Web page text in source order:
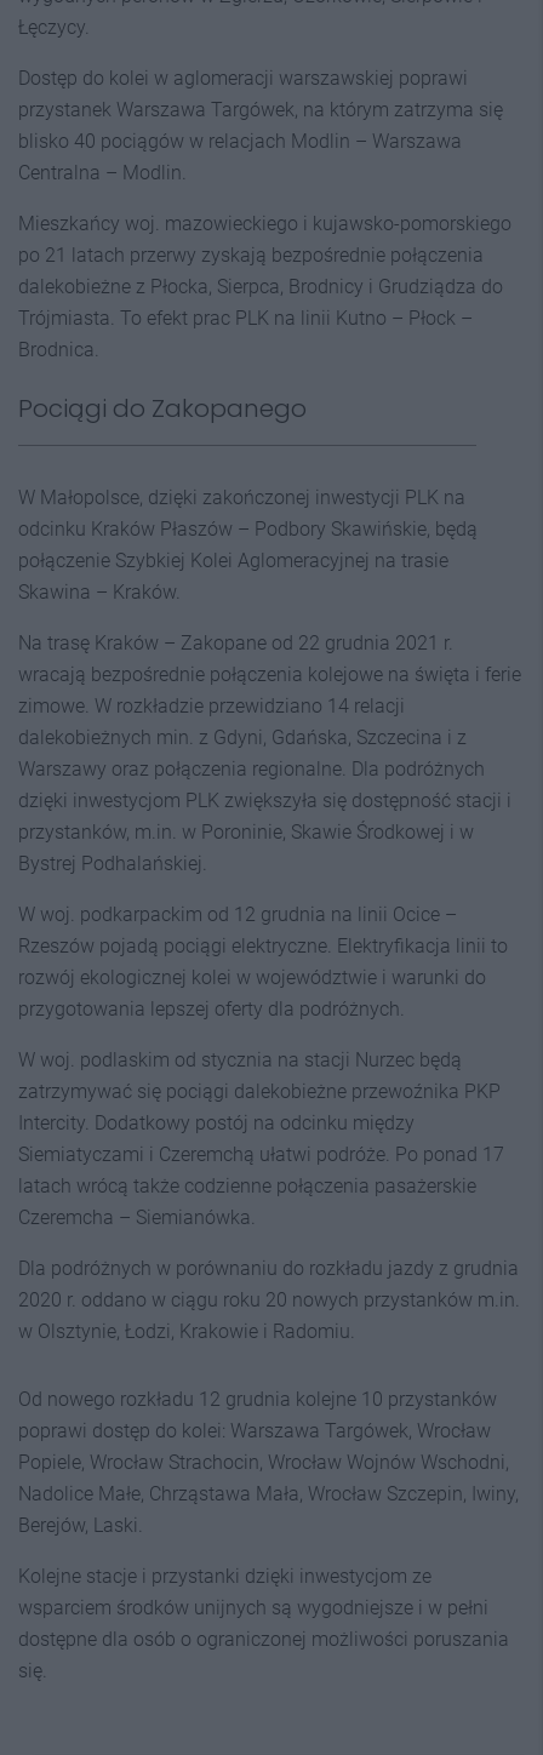
Łęczycy.
Dostęp do kolei w aglomeracji warszawskiej poprawi
przystanek Warszawa Targówek, na którym zatrzyma się
blisko 40 pociągów w relacjach Modlin – Warszawa
Centralna – Modlin.
Mieszkańcy woj. mazowieckiego i kujawsko-pomorskiego
po 21 latach przerwy zyskają bezpośrednie połączenia
dalekobieżne z Płocka, Sierpca, Brodnicy i Grudziądza do
Trójmiasta. To efekt prac PLK na linii Kutno – Płock –
Brodnica.
Pociągi do Zakopanego
W Małopolsce, dzięki zakończonej inwestycji PLK na
odcinku Kraków Płaszów – Podbory Skawińskie, będą
połączenie Szybkiej Kolei Aglomeracyjnej na trasie
Skawina – Kraków.
Na trasę Kraków – Zakopane od 22 grudnia 2021 r.
wracają bezpośrednie połączenia kolejowe na święta i ferie
zimowe. W rozkładzie przewidziano 14 relacji
dalekobieżnych min. z Gdyni, Gdańska, Szczecina i z
Warszawy oraz połączenia regionalne. Dla podróżnych
dzięki inwestycjom PLK zwiększyła się dostępność stacji i
przystanków, m.in. w Poroninie, Skawie Środkowej i w
Bystrej Podhalańskiej.
W woj. podkarpackim od 12 grudnia na linii Ocice –
Rzeszów pojadą pociągi elektryczne. Elektryfikacja linii to
rozwój ekologicznej kolei w województwie i warunki do
przygotowania lepszej oferty dla podróżnych.
W woj. podlaskim od stycznia na stacji Nurzec będą
zatrzymywać się pociągi dalekobieżne przewoźnika PKP
Intercity. Dodatkowy postój na odcinku między
Siemiatyczami i Czeremchą ułatwi podróże. Po ponad 17
latach wrócą także codzienne połączenia pasażerskie
Czeremcha – Siemianówka.
Dla podróżnych w porównaniu do rozkładu jazdy z grudnia
2020 r. oddano w ciągu roku 20 nowych przystanków m.in.
w Olsztynie, Łodzi, Krakowie i Radomiu.
Od nowego rozkładu 12 grudnia kolejne 10 przystanków
poprawi dostęp do kolei: Warszawa Targówek, Wrocław
Popiele, Wrocław Strachocin, Wrocław Wojnów Wschodni,
Nadolice Małe, Chrząstawa Mała, Wrocław Szczepin, Iwiny,
Berejów, Laski.
Kolejne stacje i przystanki dzięki inwestycjom ze
wsparciem środków unijnych są wygodniejsze i w pełni
dostępne dla osób o ograniczonej możliwości poruszania
się.